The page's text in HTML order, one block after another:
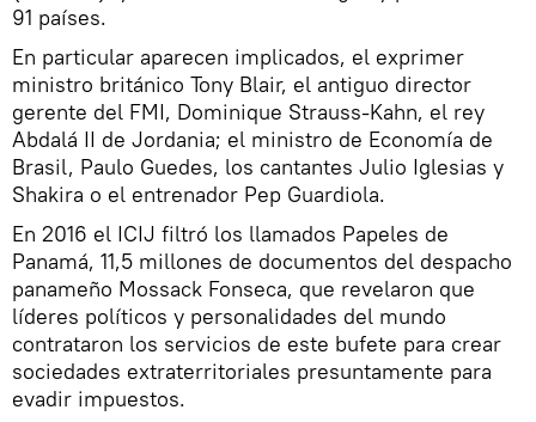
91 países.
En particular aparecen implicados, el exprimer
ministro británico Tony Blair, el antiguo director
gerente del FMI, Dominique Strauss-Kahn, el rey
Abdalá II de Jordania; el ministro de Economía de
Brasil, Paulo Guedes, los cantantes Julio Iglesias y
Shakira o el entrenador Pep Guardiola.
En 2016 el ICIJ filtró los llamados Papeles de
Panamá, 11,5 millones de documentos del despacho
panameño Mossack Fonseca, que revelaron que
líderes políticos y personalidades del mundo
contrataron los servicios de este bufete para crear
sociedades extraterritoriales presuntamente para
evadir impuestos.